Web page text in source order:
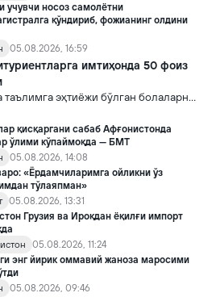
учувчи носоз самолётни
қўндириб, фожианинг олдини
05.08.2026, 16:59
имтиҳонда 50 фоиз
эҳтиёжи бўлган болаларни
билан қамраб олиш тизимини
қўшимча чора-тадбирлар
инклюзив таълим соҳасида қатор
этилади.
қисқаргани сабаб Афғонистонда
ўлими кўпаймоқда — БМТ
05.08.2026, 14:08
«Ёрдамчиларимга ойликни ўз
тўлаяпман»
05.08.2026, 13:31
Грузия ва Ироқдан ёқилғи импорт
05.08.2026, 11:24
энг йирик оммавий жаноза маросими
05.08.2026, 09:46